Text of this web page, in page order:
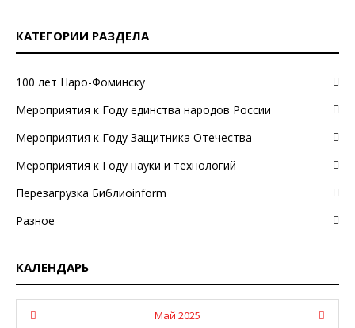
КАТЕГОРИИ РАЗДЕЛА
100 лет Наро-Фоминску
Мероприятия к Году единства народов России
Мероприятия к Году Защитника Отечества
Мероприятия к Году науки и технологий
Перезагрузка Библиоinform
Разное
КАЛЕНДАРЬ
Май 2025